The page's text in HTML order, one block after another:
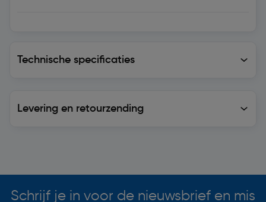
Technische specificaties
Levering en retourzending
Schrijf je in voor de nieuwsbrief en mis